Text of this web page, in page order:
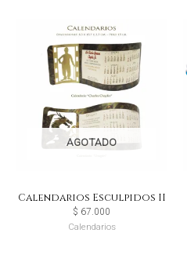
AGOTADO
Calendarios Esculpidos II
$ 67.000
Calendarios